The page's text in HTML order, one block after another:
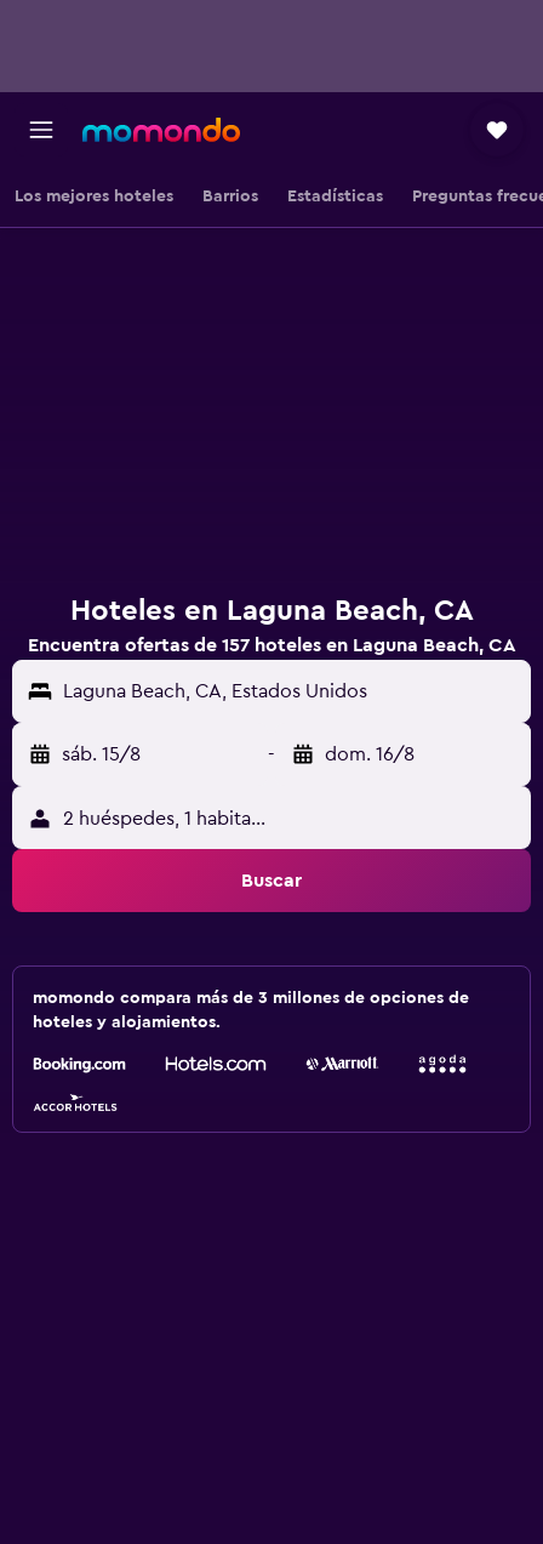
Los mejores hoteles Barrios Estadísticas Preguntas
Hoteles en Laguna Beach, CA
Encuentra ofertas de 157 hoteles en Laguna Beach, CA
Laguna Beach, CA, Estados Unidos
sáb. 15/8 - dom. 16/8
2 huéspedes, 1 habitación
Buscar
momondo compara más de 3 millones de opciones de
hoteles y alojamientos.